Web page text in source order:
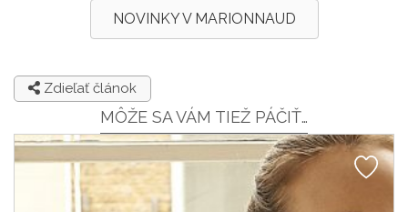
NOVINKY V MARIONNAUD
Zdieľať článok
MÔŽE SA VÁM TIEŽ PÁČIŤ…